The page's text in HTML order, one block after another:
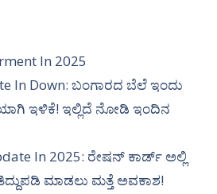
In 2025
In Down: ಬಂಗಾರದ ಬೆಲೆ ಇಂದು
ಇಳಿಕೆ! ಇಲ್ಲಿದೆ ನೋಡಿ ಇಂದಿನ
In 2025: ರೇಷನ್ ಕಾರ್ಡ್ ಅಲ್ಲಿ
ಮಾಡಲು ಮತ್ತೆ ಅವಕಾಶ!